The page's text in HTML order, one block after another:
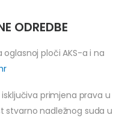
ODREDBE
ploči AKS-a i na
isključiva primjena prava u
stvarno nadležnog suda u